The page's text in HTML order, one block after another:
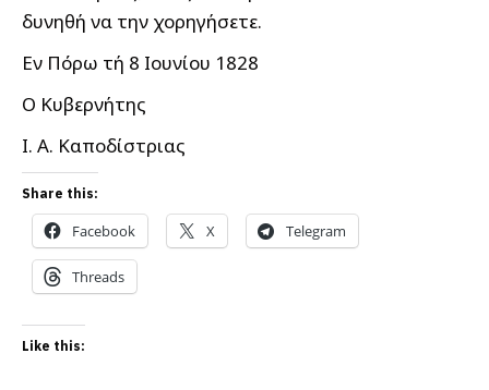
δυνηθή να την χορηγήσετε.
Εν Πόρω τή 8 Ιουνίου 1828
Ο Κυβερνήτης
Ι. Α. Καποδίστριας
Share this:
Facebook X Telegram
Threads
Like this: